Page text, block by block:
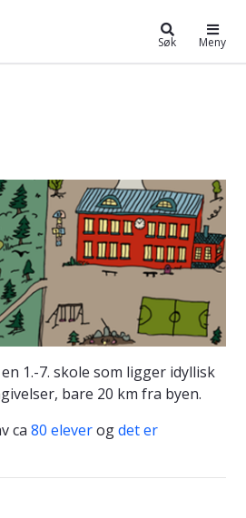
Søk Meny
1.-7. skole som ligger idyllisk
bare 20 km fra byen.
ca 80 eleverogdet er